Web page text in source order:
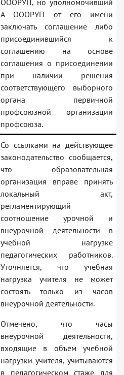
ОООРУП, но уполномочивший
А ОООРУП от его имени
заключать соглашение либо
присоединившийся к
соглашению на основе
соглашения о присоединении
при наличии решения
соответствующего выборного
органа первичной
профсоюзной организации
профсоюза.
Со ссылками на действующее
законодательство сообщается,
что образовательная
организация вправе принять
локальный акт,
регламентирующий
соотношение урочной и
внеурочной деятельности в
учебной нагрузке
педагогических работников.
Уточняется, что учебная
нагрузка учителя не может
состоять только из часов
внеурочной деятельности.
Отмечено, что часы
внеурочной деятельности,
входящие в объем учебной
нагрузки учителя, учитываются
в педагогическом стаже для